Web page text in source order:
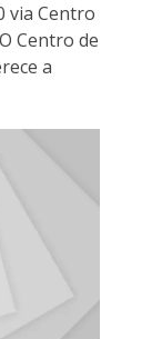
via Centro
Centro de
a